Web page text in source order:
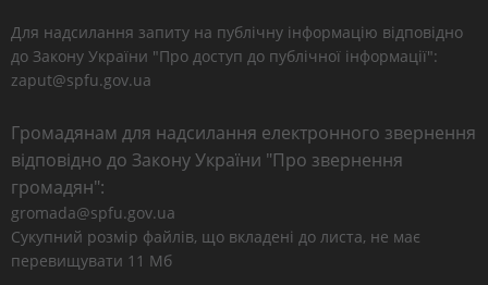
Для надсилання запиту на публічну інформацію відповідно
до Закону України "Про доступ до публічної інформації":
zaput@spfu.gov.ua
Громадянам для надсилання електронного звернення
відповідно до Закону України "Про звернення
громадян":
gromada@spfu.gov.ua
Сукупний розмір файлів, що вкладені до листа, не має
перевищувати 11 Мб